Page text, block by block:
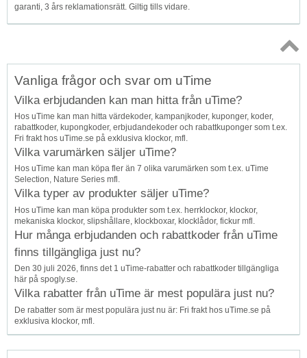
garanti, 3 års reklamationsrätt. Giltig tills vidare.
Topp
Vanliga frågor och svar om uTime
Vilka erbjudanden kan man hitta från uTime?
Hos uTime kan man hitta värdekoder, kampanjkoder, kuponger, koder,
rabattkoder, kupongkoder, erbjudandekoder och rabattkuponger som t.ex.
Fri frakt hos uTime.se på exklusiva klockor, mfl.
Vilka varumärken säljer uTime?
Hos uTime kan man köpa fler än 7 olika varumärken som t.ex. uTime
Selection, Nature Series mfl.
Vilka typer av produkter säljer uTime?
Hos uTime kan man köpa produkter som t.ex. herrklockor, klockor,
mekaniska klockor, slipshållare, klockboxar, klocklådor, fickur mfl.
Hur många erbjudanden och rabattkoder från uTime
finns tillgängliga just nu?
Den 30 juli 2026, finns det 1 uTime-rabatter och rabattkoder tillgängliga
här på spogly.se.
Vilka rabatter från uTime är mest populära just nu?
De rabatter som är mest populära just nu är: Fri frakt hos uTime.se på
exklusiva klockor, mfl.